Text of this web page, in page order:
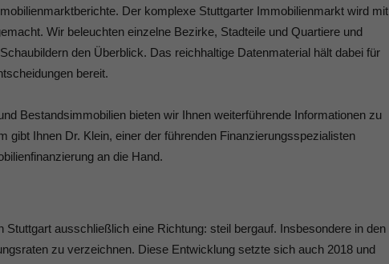
Der komplexe Stuttgarter Immobilienmarkt wird mit
Wir beleuchten einzelne Bezirke, Stadteile und Quartiere und
den Überblick. Das reichhaltige Datenmaterial hält dabei für
bereit.
Bestandsimmobilien bieten wir Ihnen weiterführende Informationen zu
gibt Ihnen Dr. Klein, einer der führenden Finanzierungsspezialisten
an die Hand.
ausschließlich eine Richtung: steil bergauf. Insbesondere in den
zu verzeichnen. Diese Entwicklung setzte sich auch 2018 und